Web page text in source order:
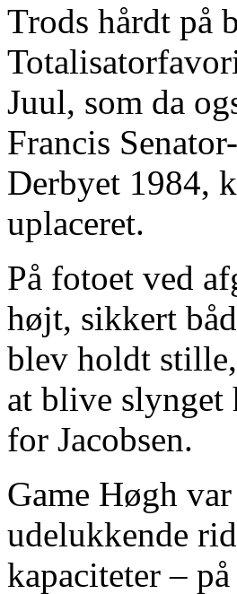
Trods hårdt på
Juul, som da
Francis
Derbyet 1984,
uplaceret.
På fotoet ved
højt, sikkert
blev holdt
at blive
for Jacobsen.
Game Høgh
udelukkende
kapaciteter –